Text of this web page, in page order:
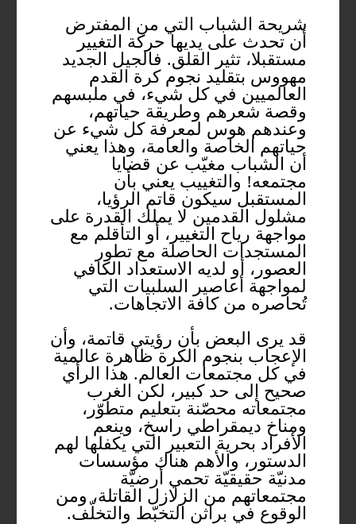
شريحة الشباب التي من المفترض
أن تحدث على يديها حركة التغيير
مستقبلا، تثير القلق. فالجيل الجديد
مهووس بتقليد نجوم كرة القدم
العالميين في كل شيء، في ملبسهم
وقصة شعرهم وطريقة حياتهم،
وعندهم هوس لمعرفة كل شيء عن
حياتهم الخاصة والعامة، وهذا يعني
أن الشباب مغيّب عن قضايا
مجتمعه! والتغييب يعني بأن
المستقبل سيكون قاتم الرؤيا،
مشلول القدمين لا يملك القدرة على
مواجهة رياح التغيير، أو التأقلم مع
المستجدات الحاصلة مع تطور
العصور، أو لديه الاستعداد الكافي
لمواجهة أعاصير السلبيات التي
تُحاصره من كافة الاتجاهات.
قد يرى البعض بأن رؤيتي قاتمة، وأن
الإعجاب بنجوم الكرة ظاهرة عالمية
في كل مجتمعات العالم. هذا الرأي
صحيح إلى حد كبير، لكن الغرب
مجتمعاته محصّنة بتعليم متطوّر،
ومناخ ديمقراطي راسخ، وينعم
الأفراد بحرية التعبير التي يكفلها لهم
الدستور، والأهم هناك مؤسسات
مدنيّة حقيقيّة تحمي أرضيّة
مجتمعاتهم من الزلازل القاتلة، ومن
الوقوع في براثن التخبّط والتخلّف.